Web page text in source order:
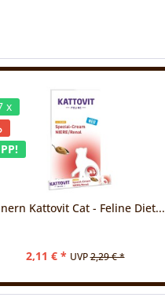
x
Kattovit Cat - Feline Diet...
2,11 € * UVP2,29 € *